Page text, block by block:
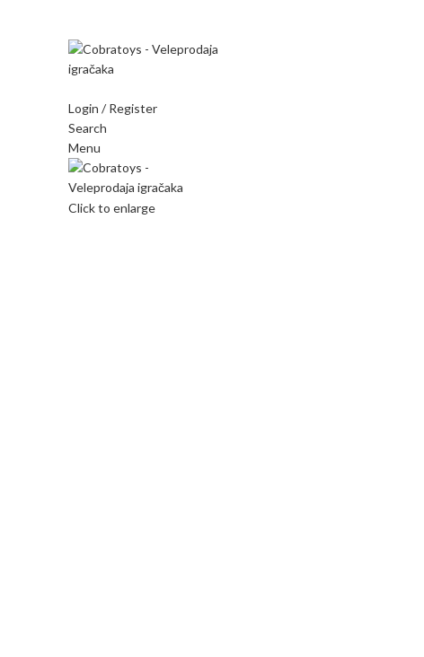
Login / Register
Search
Menu
Click to enlarge